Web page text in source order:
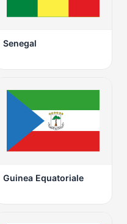
Senegal
Guinea Equatoriale